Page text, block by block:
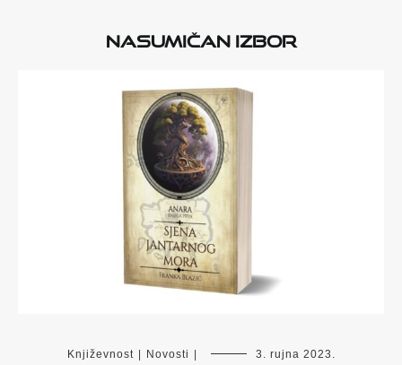
Nasumičan izbor
Književnost | Novosti | 3. rujna 2023.